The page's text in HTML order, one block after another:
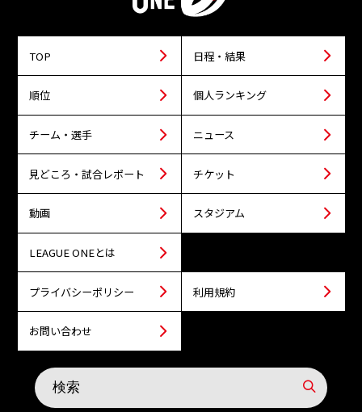
TOP 日程・結果
順位 個人ランキング
チーム・選手 ニュース
見どころ・試合レポート チケット
動画 スタジアム
LEAGUE ONEとは
プライバシーポリシー 利用規約
お問い合わせ